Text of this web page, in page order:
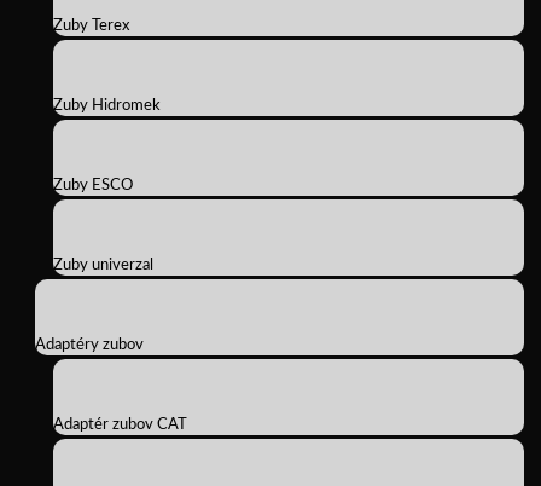
Zuby Terex
Zuby Hidromek
Zuby ESCO
Zuby univerzal
Adaptéry zubov
Adaptér zubov CAT